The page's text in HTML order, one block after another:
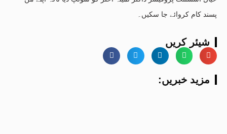
پسند کام کروائے جا سکیں۔
شیئر کریں
:مزید خبریں